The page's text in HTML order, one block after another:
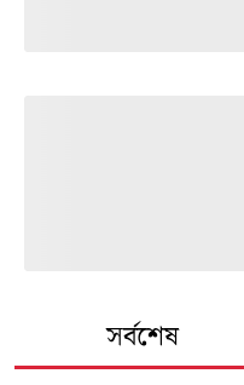
সর্বশেষ